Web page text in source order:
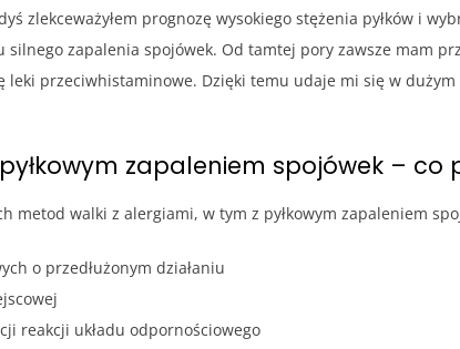
zlekceważyłem prognozę wysokiego stężenia pyłków i
silnego zapalenia spojówek. Od tamtej pory zawsze mam
przeciwhistaminowe. Dzięki temu udaje mi się w
zapaleniem spojówek – co
metod walki z alergiami, w tym z pyłkowym zapaleniem
o przedłużonym działaniu
reakcji układu odpornościowego